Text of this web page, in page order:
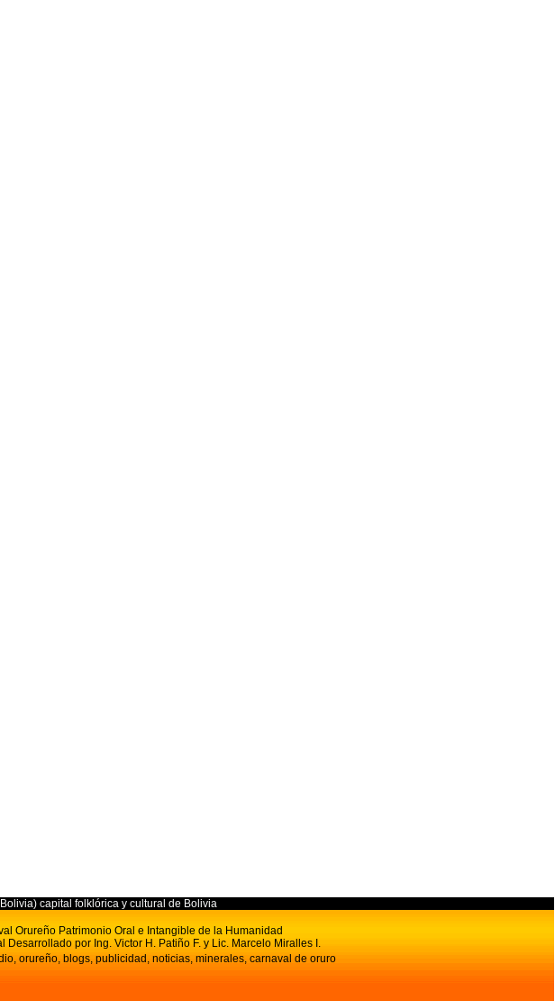
capital folklórica y cultural de Bolivia
Orureño Patrimonio Oral e Intangible de la Humanidad
Desarrollado por Ing. Victor H. Patiño F. y Lic. Marcelo Miralles I.
orureño, blogs, publicidad, noticias, minerales, carnaval de oruro